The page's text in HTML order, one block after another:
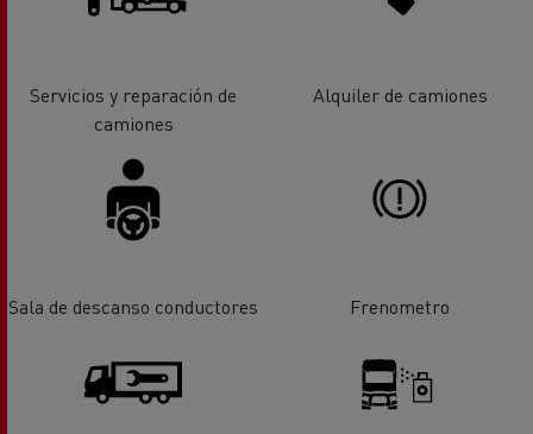
Servicios y reparación de
camiones
Alquiler de camiones
Sala de descanso conductores Frenometro